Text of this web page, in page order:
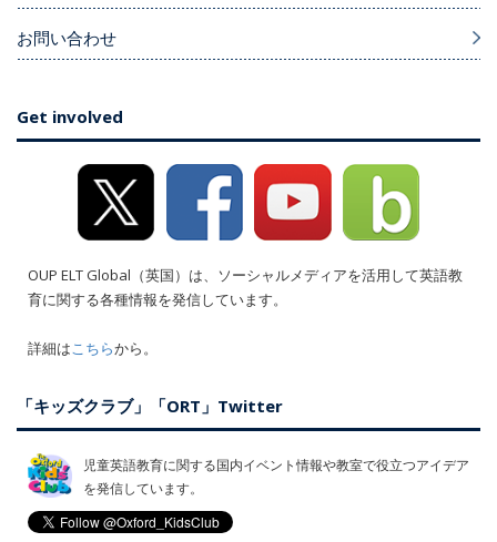
お問い合わせ
Get involved
OUP ELT Global（英国）は、ソーシャルメディアを活用して英語教
育に関する各種情報を発信しています。
詳細はこちらから。
「キッズクラブ」「ORT」Twitter
児童英語教育に関する国内イベント情報や教室で役立つアイデア
を発信しています。